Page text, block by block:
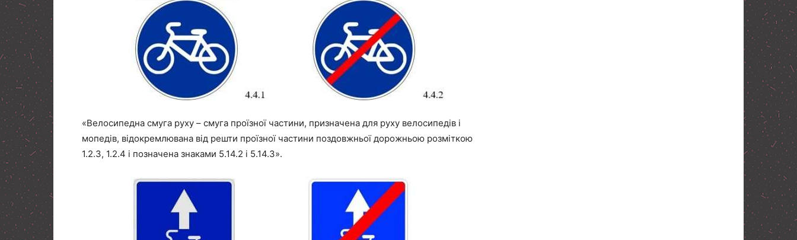
«Велосипедна смуга руху – смуга проїзної частини, призначена для руху велосипедів і
мопедів, відокремлювана від решти проїзної частини поздовжньої дорожньою розміткою
1.2.3, 1.2.4 і позначена знаками 5.14.2 і 5.14.3».